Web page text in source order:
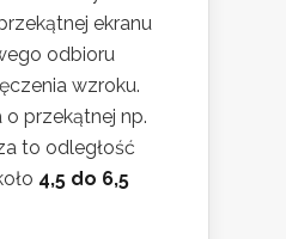
ekranu
odbioru
wzroku.
przekątnej np.
to odległość
4,5 do 6,5